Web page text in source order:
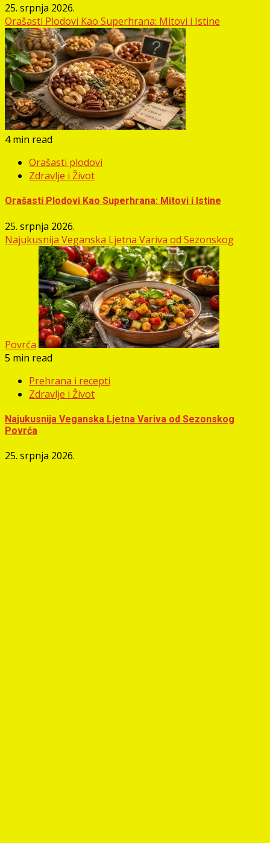
25. srpnja 2026.
Orašasti Plodovi Kao Superhrana: Mitovi i Istine
4 min read
Orašasti plodovi
Zdravlje i Život
Orašasti Plodovi Kao Superhrana: Mitovi i Istine
25. srpnja 2026.
Najukusnija Veganska Ljetna Variva od Sezonskog
Povrća
5 min read
Prehrana i recepti
Zdravlje i Život
Najukusnija Veganska Ljetna Variva od Sezonskog
Povrća
25. srpnja 2026.